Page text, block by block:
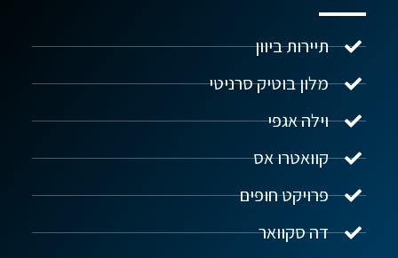
תיירות ביוון
מלון בוטיק סרניטי
וילה אגפי
קוואטרו אס
פרויקט חופים
דה סקוואר
נדל"ן ביוון G.R.E
שלום! איך אפשר לעזור?